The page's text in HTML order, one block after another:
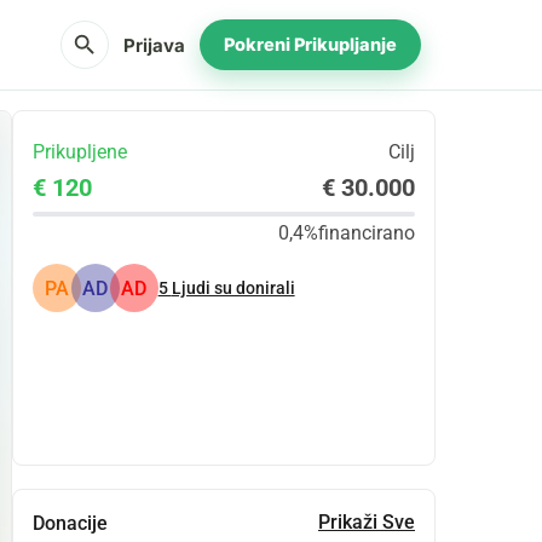
search Prijava Pokreni Prikupljanje
Prikupljene Cilj
€ 120 € 30.000
0,4%financirano
PA AD AD 5 Ljudi su donirali
Donacije Prikaži Sve